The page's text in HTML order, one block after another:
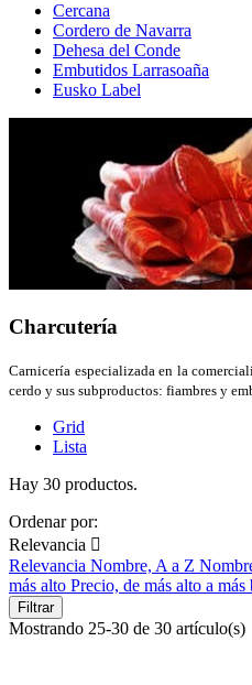
Cercana
Cordero de Navarra
Dehesa del Conde
Embutidos Larrasoaña
Eusko Label
Charcutería
Carnicería especializada en la
cerdo y sus subproductos: fiambres y
Grid
Lista
Hay 30 productos.
Ordenar por:
Relevancia 
Relevancia Nombre, A a Z
más alto Precio, de más alto a más
Filtrar
Mostrando 25-30 de 30 artículo(s)